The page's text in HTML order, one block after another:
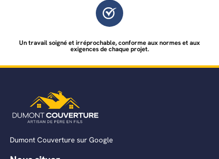
Un travail soigné et irréprochable, conforme aux normes et aux
exigences de chaque projet.
Dumont Couverture sur Google